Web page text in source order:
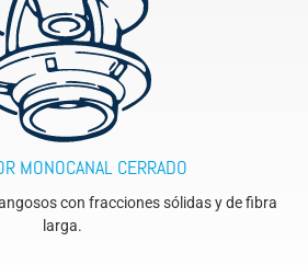
MONOCANAL CERRADO
con fracciones sólidas y de fibra
larga.